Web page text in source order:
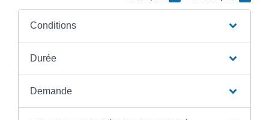
Conditions
Durée
Demande